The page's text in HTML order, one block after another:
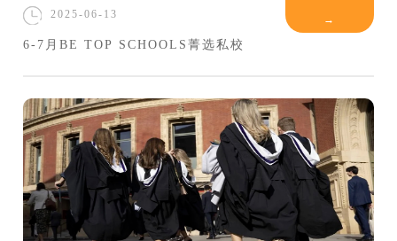
→
2025-06-13
6-7月BE TOP SCHOOLS菁选私校